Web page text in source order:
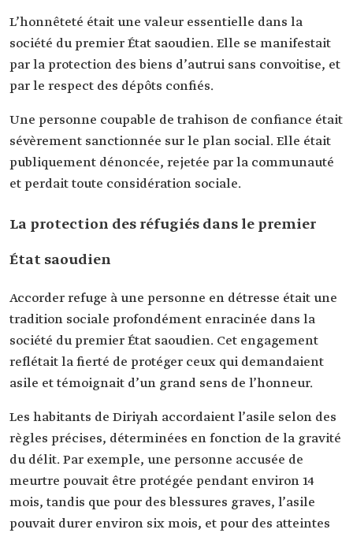
L’honnêteté était une valeur essentielle dans la
société du premier État saoudien. Elle se manifestait
par la protection des biens d’autrui sans convoitise, et
par le respect des dépôts confiés.
Une personne coupable de trahison de confiance était
sévèrement sanctionnée sur le plan social. Elle était
publiquement dénoncée, rejetée par la communauté
et perdait toute considération sociale.
La protection des réfugiés dans le premier
État saoudien
Accorder refuge à une personne en détresse était une
tradition sociale profondément enracinée dans la
société du premier État saoudien. Cet engagement
reflétait la fierté de protéger ceux qui demandaient
asile et témoignait d’un grand sens de l’honneur.
Les habitants de Diriyah accordaient l’asile selon des
règles précises, déterminées en fonction de la gravité
du délit. Par exemple, une personne accusée de
meurtre pouvait être protégée pendant environ 14
mois, tandis que pour des blessures graves, l’asile
pouvait durer environ six mois, et pour des atteintes